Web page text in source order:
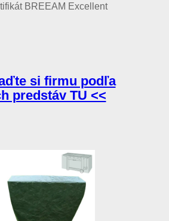
BREEAM Excellent
si firmu podľa
predstáv TU <<